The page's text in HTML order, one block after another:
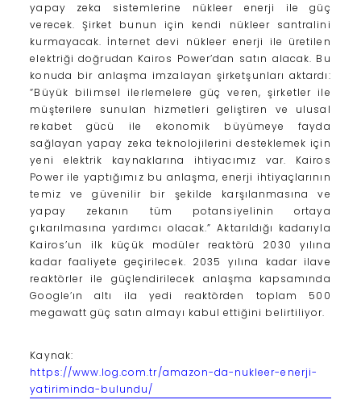
yapay zeka sistemlerine nükleer enerji ile güç
verecek. Şirket bunun için kendi nükleer santralini
kurmayacak. İnternet devi nükleer enerji ile üretilen
elektriği doğrudan Kairos Power’dan satın alacak. Bu
konuda bir anlaşma imzalayan şirketşunları aktardı:
“Büyük bilimsel ilerlemelere güç veren, şirketler ile
müşterilere sunulan hizmetleri geliştiren ve ulusal
rekabet gücü ile ekonomik büyümeye fayda
sağlayan yapay zeka teknolojilerini desteklemek için
yeni elektrik kaynaklarına ihtiyacımız var. Kairos
Power ile yaptığımız bu anlaşma, enerji ihtiyaçlarının
temiz ve güvenilir bir şekilde karşılanmasına ve
yapay zekanın tüm potansiyelinin ortaya
çıkarılmasına yardımcı olacak.” Aktarıldığı kadarıyla
Kairos’un ilk küçük modüler reaktörü 2030 yılına
kadar faaliyete geçirilecek. 2035 yılına kadar ilave
reaktörler ile güçlendirilecek anlaşma kapsamında
Google’ın altı ila yedi reaktörden toplam 500
megawatt güç satın almayı kabul ettiğini belirtiliyor.
Kaynak:
https://www.log.com.tr/amazon-da-nukleer-enerji-
yatiriminda-bulundu/